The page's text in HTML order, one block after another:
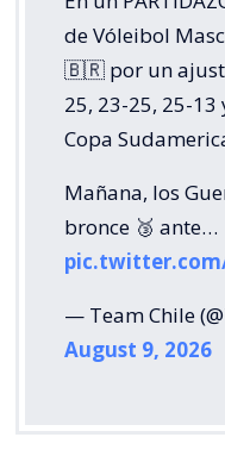
de Vóleibol
🇧🇷 por un
25, 23-25, 25-13
Copa
Mañana, los
bronce 🥉 ante…
pic.twitter.com/
— Team Chile
August 9, 2026